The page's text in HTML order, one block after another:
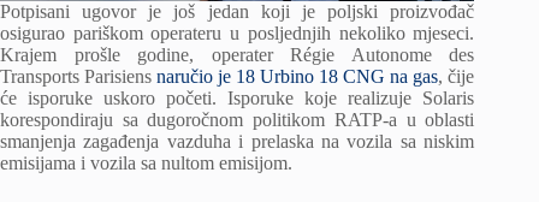
Potpisani ugovor je još jedan koji je poljski proizvođač
osigurao pariškom operateru u posljednjih nekoliko mjeseci.
Krajem prošle godine, operater Régie Autonome des
Transports Parisiensnaručio je 18 Urbino 18 CNG na gas, čije
će isporuke uskoro početi. Isporuke koje realizuje Solaris
korespondiraju sa dugoročnom politikom RATP-a u oblasti
smanjenja zagađenja vazduha i prelaska na vozila sa niskim
emisijama i vozila sa nultom emisijom.